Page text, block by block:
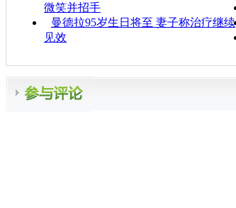
微笑并招手
曼德拉95岁生日将至 妻子称治疗继续
见效